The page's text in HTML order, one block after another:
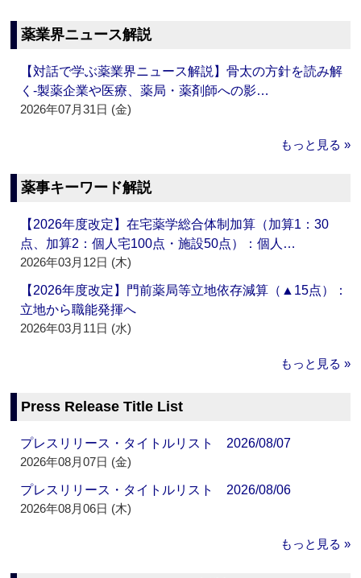
薬業界ニュース解説
【対話で学ぶ薬業界ニュース解説】骨太の方針を読み解
く‐製薬企業や医療、薬局・薬剤師への影…
2026年07月31日 (金)
もっと見る »
薬事キーワード解説
【2026年度改定】在宅薬学総合体制加算（加算1：30
点、加算2：個人宅100点・施設50点）：個人…
2026年03月12日 (木)
【2026年度改定】門前薬局等立地依存減算（▲15点）：
立地から職能発揮へ
2026年03月11日 (水)
もっと見る »
Press Release Title List
プレスリリース・タイトルリスト 2026/08/07
2026年08月07日 (金)
プレスリリース・タイトルリスト 2026/08/06
2026年08月06日 (木)
もっと見る »